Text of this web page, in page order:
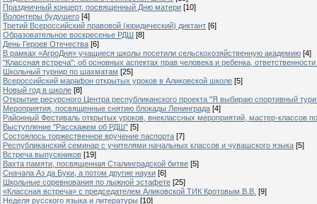
Праздничный концерт, посвященный Дню матери [10]
Волонтеры будущего [4]
Третий Всероссийский правовой (юридический) диктант [6]
Образовательное воскресенье РДШ [8]
День Героев Отечества [6]
В рамках «АгроДня» учащиеся школы посетили сельскохозяйственную академию [4]
"Классная встреча": об основных аспектах прав человека и ребенка,
Школьный турнир по шахматам [25]
Всероссийский марафон открытых уроков в Аликовской школе [5]
Новый год в школе [8]
Открытие ресурсного Центра республиканского проекта "Я выбираю спортивный
Мероприятия, посвященные снятию блокады Ленинграда [4]
Районный Фестиваль открытых уроков, внеклассных мероприятий, мастер-классов
Выступление "Расскажем об РДШ" [5]
Состоялось торжественное вручение паспорта [7]
Республиканский семинар с учителями начальных классов и чувашского языка [5]
Встреча выпускников [19]
Вахта памяти, посвященная Сталинградской битве [5]
Сначала Аз да Буки, а потом другие науки [6]
Школьные соревнования по лыжной эстафете [25]
«Классная встреча» с председателем Аликовской ТИК Кротовым В.В. [9]
Неделя русского языка и литературы [10]